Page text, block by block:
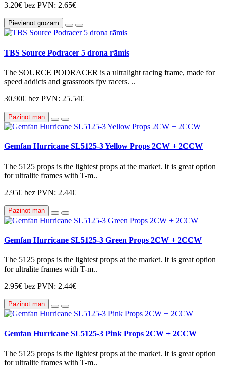
3.20€ bez PVN: 2.65€
Pievienot grozam
TBS Source Podracer 5 drona rāmis
The SOURCE PODRACER is a ultralight racing frame, made for
speed addicts and grassroots fpv racers. ..
30.90€ bez PVN: 25.54€
Paziņot man
Gemfan Hurricane SL5125-3 Yellow Props 2CW + 2CCW
The 5125 props is the lightest props at the market. It is great option
for ultralite frames with T-m..
2.95€ bez PVN: 2.44€
Paziņot man
Gemfan Hurricane SL5125-3 Green Props 2CW + 2CCW
The 5125 props is the lightest props at the market. It is great option
for ultralite frames with T-m..
2.95€ bez PVN: 2.44€
Paziņot man
Gemfan Hurricane SL5125-3 Pink Props 2CW + 2CCW
The 5125 props is the lightest props at the market. It is great option
for ultralite frames with T-m..